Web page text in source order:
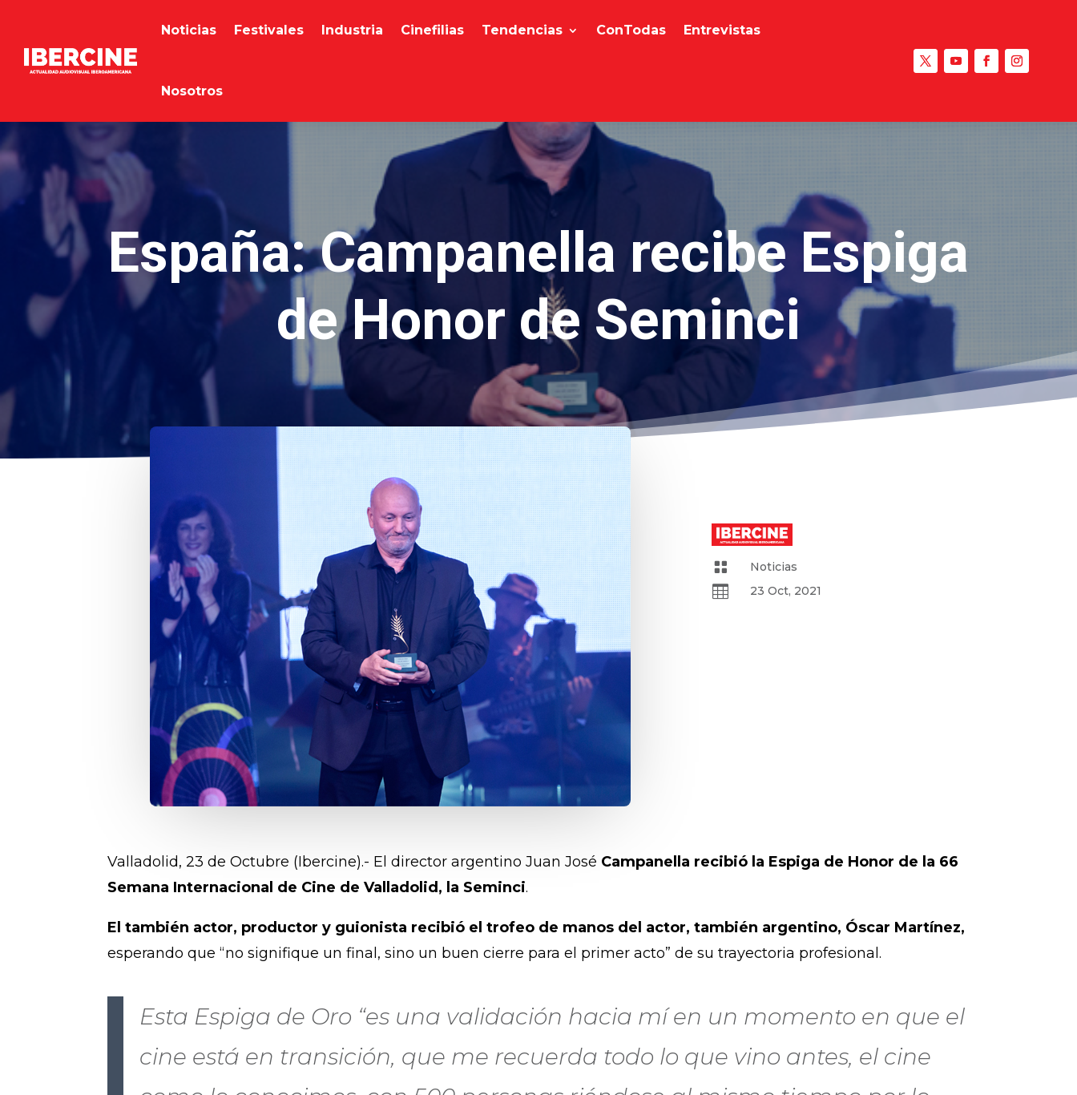
Noticias Festivales Industria Cinefilias Tendencias ConTodas Entrevistas
Nosotros
España: Campanella recibe Espiga
de Honor de Seminci
 Noticias
 23 Oct, 2021
Valladolid, 23 de Octubre (Ibercine).- El director argentino Juan José Campanella recibió la Espiga de Honor de la 66
Semana Internacional de Cine de Valladolid, la Seminci.
El también actor, productor y guionista recibió el trofeo de manos del actor, también argentino, Óscar Martínez,
esperando que “no signifique un final, sino un buen cierre para el primer acto” de su trayectoria profesional.
Esta Espiga de Oro “es una validación hacia mí en un momento en que el
cine está en transición, que me recuerda todo lo que vino antes, el cine